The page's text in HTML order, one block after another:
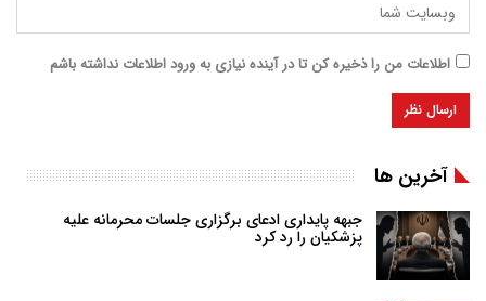
اطلاعات من را ذخیره کن تا در آینده نیازی به ورود اطلاعات نداشته باشم
آخرین ها
جبهه پایداری ادعای برگزاری جلسات محرمانه علیه
پزشکیان را رد کرد